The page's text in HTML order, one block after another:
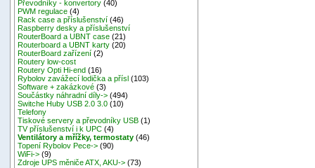
Převodníky - konvertory (40)
PWM regulace (4)
Rack case a příslušenství (46)
Raspberry desky a příslušenství
RouterBoard a UBNT case (21)
Routerboard a UBNT karty (20)
RouterBoard zařízení (2)
Routery low-cost
Routery Opti Hi-end (16)
Rybolov zavážecí lodička a přísl (103)
Software + zakázkové (3)
Součástky náhradní díly-> (494)
Switche Huby USB 2.0 3.0 (10)
Telefony
Tiskové servery a převodníky USB (1)
TV příslušenství i k UPC (4)
Ventilátory a mřížky, termostaty (46)
Topení Rybolov Pece-> (90)
WiFi-> (9)
Zdroje UPS měniče ATX, AKU-> (73)